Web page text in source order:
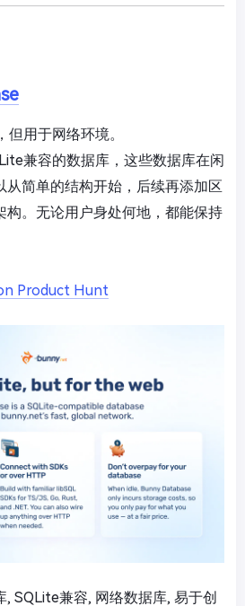
用于网络环境。
兼容的数据库，这些数据库在闲
从简单的结构开始，后续再添加区
构。无论用户身处何地，都能保持
Product Hunt
, SQLite兼容, 网络数据库, 易于创